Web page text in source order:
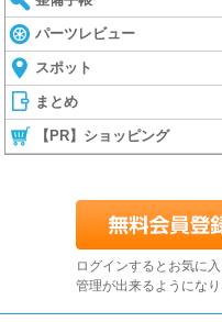
パーツレビュー
スポット
まとめ
【PR】ショッピング
ログインするとお気に
管理が出来るようにな